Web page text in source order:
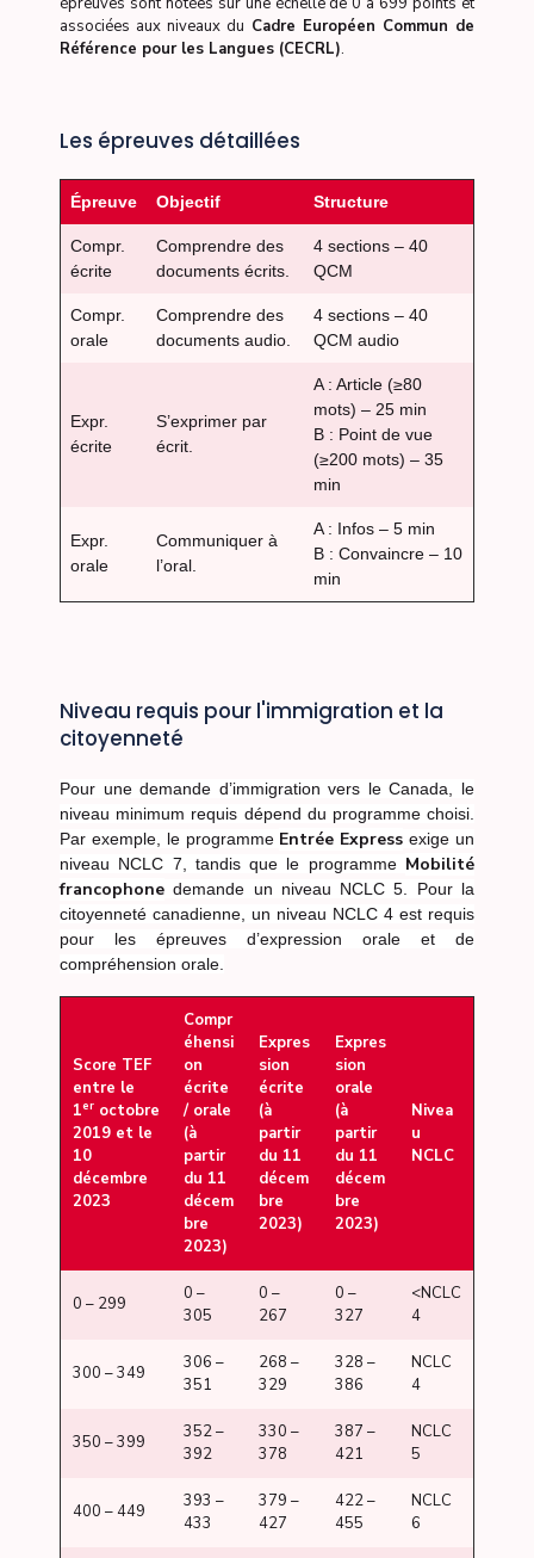
associées aux niveaux du Cadre Européen Commun de
Référence pour les Langues (CECRL).
Les épreuves détaillées
Épreuve Objectif Structure
Compr.
écrite
Comprendre des
documents écrits.
4 sections – 40
QCM
Compr.
orale
Comprendre des
documents audio.
4 sections – 40
QCM audio
Expr.
écrite
S’exprimer par
écrit.
A : Article (≥80
mots) – 25 min
B : Point de vue
(≥200 mots) – 35
min
Expr.
orale
Communiquer à
l’oral.
A : Infos – 5 min
B : Convaincre – 10
min
Niveau requis pour l'immigration et la
citoyenneté
Pour une demande d’immigration vers le Canada, le
niveau minimum requis dépend du programme choisi.
Par exemple, le programme Entrée Express exige un
niveau NCLC 7, tandis que le programme Mobilité
francophone demande un niveau NCLC 5. Pour la
citoyenneté canadienne, un niveau NCLC 4 est requis
pour les épreuves d’expression orale et de
compréhension orale.
Score TEF
entre le
1er octobre
2019 et le
10
décembre
2023
Compr
éhensi
on
écrite
/ orale
(à
partir
du 11
décem
bre
2023)
Expres
sion
écrite
(à
partir
du 11
décem
bre
2023)
Expres
sion
orale
(à
partir
du 11
décem
bre
2023)
Nivea
u
NCLC
0 – 299
0 –
305
0 –
267
0 –
327
<NCLC
4
300 – 349
306 –
351
268 –
329
328 –
386
NCLC
4
350 – 399
352 –
392
330 –
378
387 –
421
NCLC
5
400 – 449
393 –
433
379 –
427
422 –
455
NCLC
6